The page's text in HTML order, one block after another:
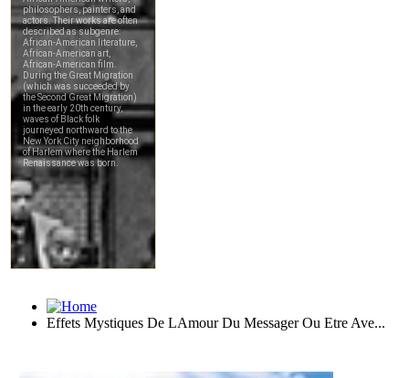
Effets Mystiques De LAmour Du Messager Ou Etre Ave...